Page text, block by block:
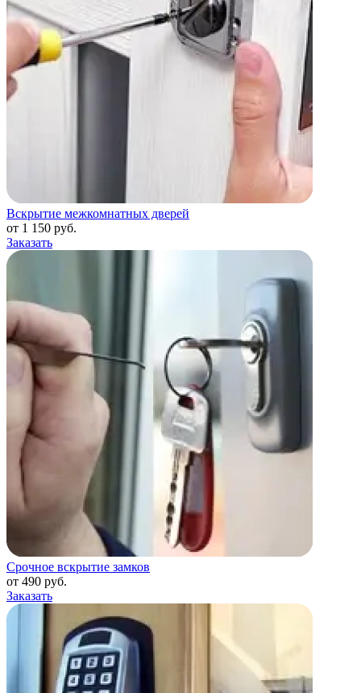
Вскрытие межкомнатных дверей
от 1 150 руб.
Заказать
Срочное вскрытие замков
от 490 руб.
Заказать